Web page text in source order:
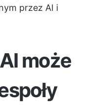
przez AI i
może